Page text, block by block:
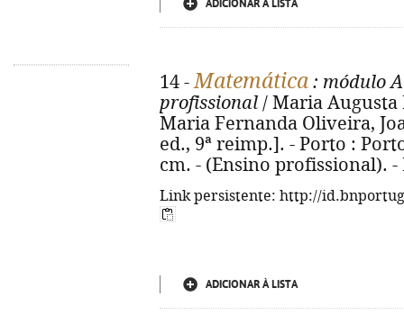
ADICIONAR À LISTA
14 -Matemática : módulo
profissional / Maria Augusta
Maria Fernanda Oliveira,
ed., 9ª reimp.]. - Porto :
cm. - (Ensino profissional). -
Link persistente: http://
ADICIONAR À LISTA